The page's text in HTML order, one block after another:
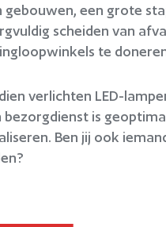
gebouwen, een grote
scheiden van
te
verlichten LED-
bezorgdienst is
Ben jij ook